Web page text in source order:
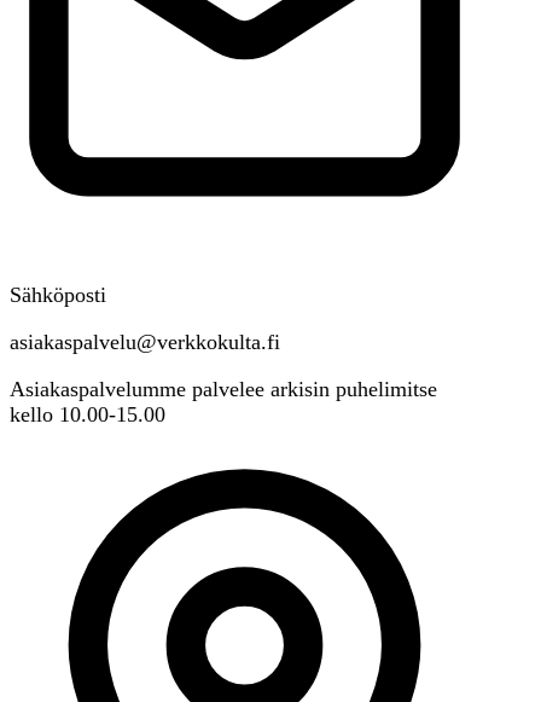
Sähköposti
asiakaspalvelu@verkkokulta.fi
Asiakaspalvelumme palvelee arkisin puhelimitse
kello 10.00-15.00